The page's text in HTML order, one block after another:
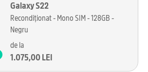
Galaxy S22
Recondiționat - Mono SIM - 128GB -
Negru
de la
1.075,00 LEI